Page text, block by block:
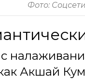
Фото: Соцсети
с
как Акшай